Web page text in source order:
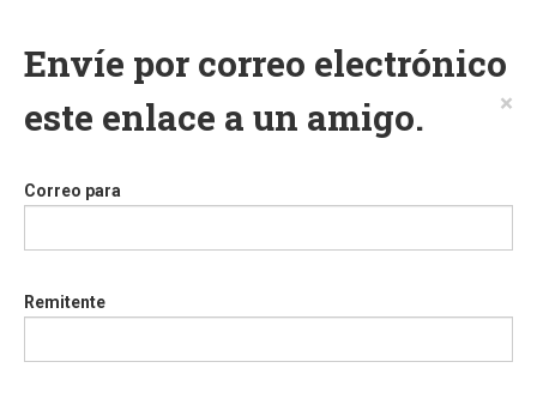
Envíe por correo electrónico
este enlace a un amigo.
×
Correo para
Remitente